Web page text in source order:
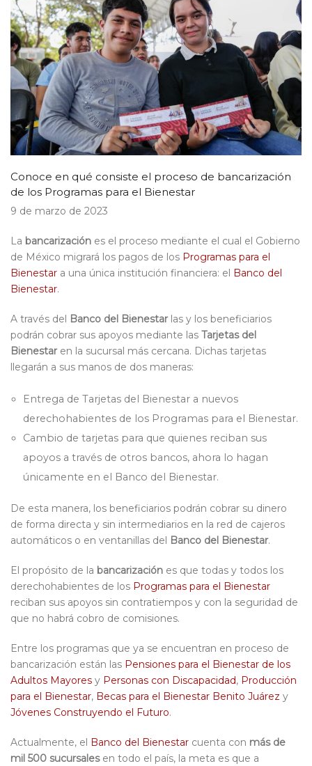
Conoce en qué consiste el proceso de bancarización
de los Programas para el Bienestar
9 de marzo de 2023
La bancarización es el proceso mediante el cual el Gobierno
de México migrará los pagos de los Programas para el
Bienestar a una única institución financiera: el
Banco del
Bienestar.
A través del Banco del Bienestarlas y los beneficiarios
podrán cobrar sus apoyos mediante las Tarjetas del
Bienestaren la sucursal más cercana. Dichas tarjetas
llegarán a sus manos de dos maneras:
Entrega de Tarjetas del Bienestar a nuevos
derechohabientes de los Programas para el Bienestar.
Cambio de tarjetas para que quienes reciban sus
apoyos a través de otros bancos, ahora lo hagan
únicamente en el Banco del Bienestar.
De esta manera, los beneficiarios podrán cobrar su dinero
de forma directa y sin intermediarios en la red de cajeros
automáticos o en ventanillas del
Banco del Bienestar.
El propósito de la bancarización es que todas y todos los
derechohabientes de los Programas para el Bienestar
reciban sus apoyos sin contratiempos y con la seguridad de
que no habrá cobro de comisiones.
Entre los programas que ya se encuentran en proceso de
bancarización están las Pensiones para el Bienestar de los
Adultos Mayores y Personas con Discapacidad, Producción
para el Bienestar, Becas para el Bienestar Benito Juárez y
Jóvenes Construyendo el Futuro.
Actualmente, el Banco del Bienestar cuenta con más de
mil 500 sucursalesen todo el país, la meta es que a